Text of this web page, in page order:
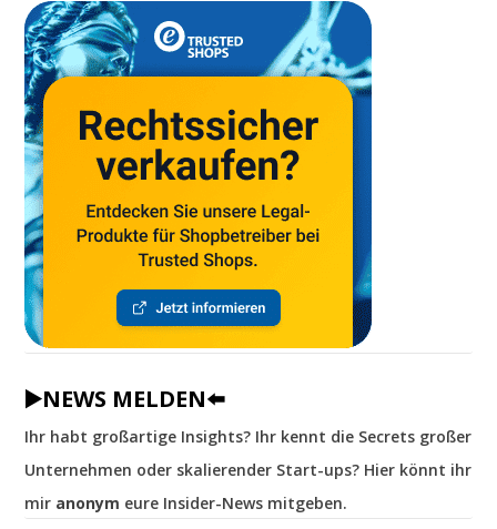
▶️NEWS MELDEN⬅️
Ihr habt großartige Insights? Ihr kennt die Secrets großer
Unternehmen oder skalierender Start-ups? Hier könnt ihr
mir anonym eure Insider-News mitgeben.